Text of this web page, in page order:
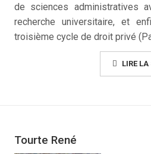
de sciences administratives
recherche universitaire, et
troisième cycle de droit privé
LIRE
Tourte René